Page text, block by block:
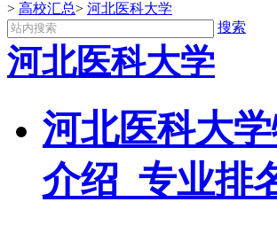
> 高校汇总> 河北医科大学
搜索
河北医科大学
河北医科大
介绍_专业排